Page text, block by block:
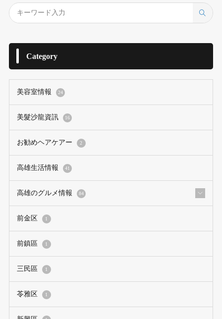
Category
美容室情報 24
美髮沙龍資訊 16
お勧めヘアケアー 2
高雄生活情報 41
高雄のグルメ情報 84
前金区 1
前鎮區 1
三民區 1
苓雅区 1